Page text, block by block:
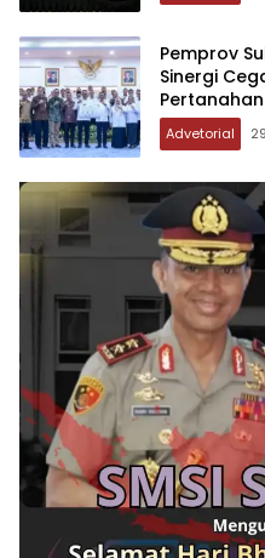
Pemprov
Sinergi
Pertanahan
Advetorial